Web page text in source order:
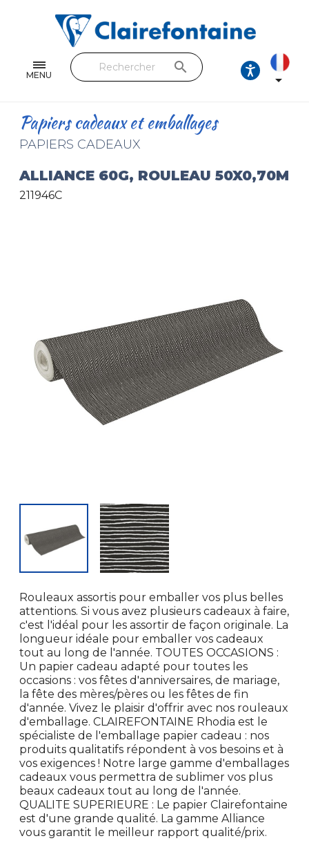
MENU
Feuilles & Copies
Beaux-arts & Dessin
Loisirs créatifs
Cuir & trousses
search

Papiers cadeaux et emballages
PAPIERS CADEAUX
ALLIANCE 60G, ROULEAU 50X0,70M
211946C
Rouleaux assortis pour emballer vos plus belles
attentions. Si vous avez plusieurs cadeaux à faire,
c'est l'idéal pour les assortir de façon originale. La
longueur idéale pour emballer vos cadeaux
tout au long de l'année. TOUTES OCCASIONS :
Un papier cadeau adapté pour toutes les
occasions : vos fêtes d'anniversaires, de mariage,
la fête des mères/pères ou les fêtes de fin
d'année. Vivez le plaisir d'offrir avec nos rouleaux
d'emballage. CLAIREFONTAINE Rhodia est le
spécialiste de l'emballage papier cadeau : nos
produits qualitatifs répondent à vos besoins et à
vos exigences ! Notre large gamme d'emballages
cadeaux vous permettra de sublimer vos plus
beaux cadeaux tout au long de l'année.
QUALITE SUPERIEURE : Le papier Clairefontaine
est d'une grande qualité. La gamme Alliance
vous garantit le meilleur rapport qualité/prix.